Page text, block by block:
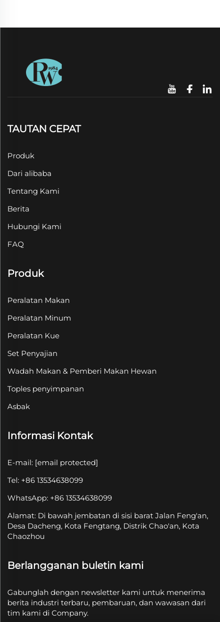
TAUTAN CEPAT
Produk
Dari alibaba
Tentang Kami
Berita
Hubungi Kami
FAQ
Produk
Peralatan Makan
Peralatan Minum
Peralatan Kue
Set Penyajian
Wadah Makan & Pemberi Makan Hewan
Toples penyimpanan
Asbak
Informasi Kontak
E-mail: [email protected]
Tel: +86 13534638099
WhatsApp: +86 13534638099
Alamat: Di bawah jembatan di sisi barat Jalan Feng'an,
Desa Dacheng, Kota Fengtang, Distrik Chao'an, Kota
Chaozhou
Berlangganan buletin kami
Gabunglah dengan newsletter kami untuk menerima
berita industri terbaru, pembaruan, dan wawasan dari
tim kami di Company.